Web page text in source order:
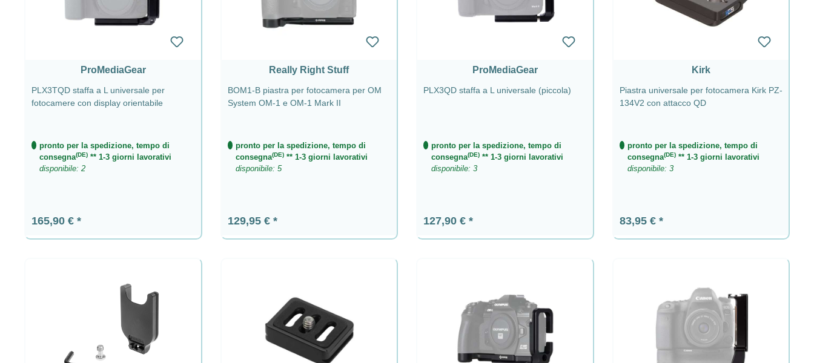
ProMediaGear
PLX3TQD staffa a L universale per
fotocamere con display orientabile
pronto per la spedizione, tempo di
consegna(DE) ** 1-3 giorni lavorativi
disponibile: 2
Prezzo normale:
165,90 €
Really Right Stuff
BOM1-B piastra per fotocamera per OM
System OM-1 e OM-1 Mark II
pronto per la spedizione, tempo di
consegna(DE)** 1-3 giorni lavorativi
disponibile: 5
Prezzo normale:
129,95 €
ProMediaGear
PLX3QD staffa a L universale (piccola)
pronto per la spedizione, tempo di
consegna(DE) ** 1-3 giorni lavorativi
disponibile: 3
Prezzo normale:
127,90 €
Kirk
Piastra universale per fotocamera Kirk PZ-
134V2 con attacco QD
pronto per la spedizione, tempo di
consegna(DE)** 1-3 giorni lavorativi
disponibile: 3
Prezzo normale:
83,95 €